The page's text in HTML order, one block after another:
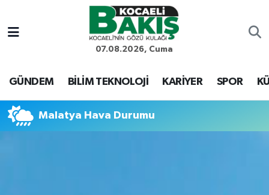
07.08.2026, Cuma
GÜNDEM BİLİM TEKNOLOJİ KARİYER SPOR
Malatya Hava Durumu
Kocaeli Nöbetçi Eczaneler
Kocaeli Hava Durumu